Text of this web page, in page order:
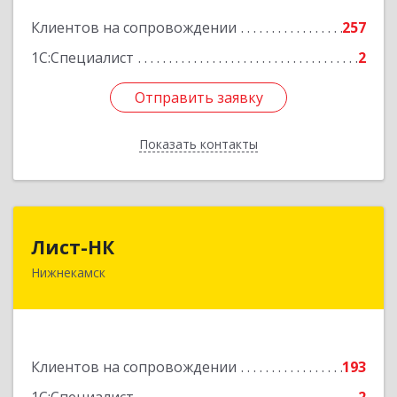
Клиентов на сопровождении
257
1С:Специалист
2
Отправить заявку
Показать контакты
Отправить заявку
Назад
Лист-НК
Нижнекамск
Клиентов на сопровождении
193
423585, Татарстан Респ, Нижнекамский р-н,